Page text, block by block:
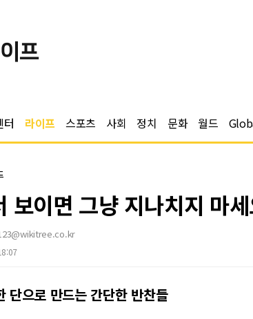
프
터 라이프 스포츠 사회 정치 문화 월드
보이면 그냥 지나치지 마
단으로 만드는 간단한 반찬들